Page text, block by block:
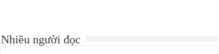
Nhiều người đọc